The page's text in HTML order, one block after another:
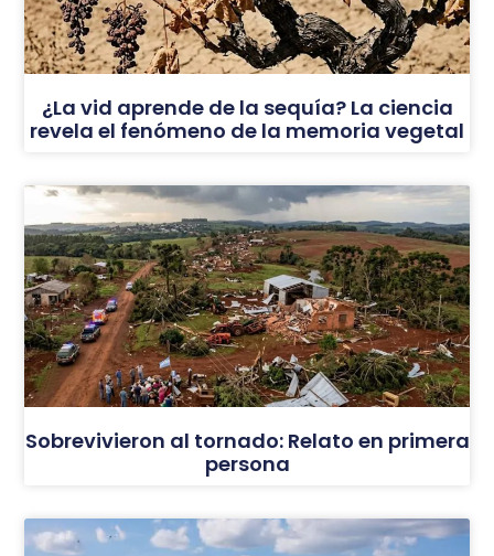
¿La vid aprende de la sequía? La ciencia
revela el fenómeno de la memoria vegetal
Sobrevivieron al tornado: Relato en primera
persona